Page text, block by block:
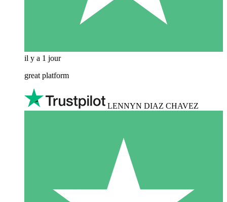
il y a 1 jour
great platform
LENNYN DIAZ CHAVEZ